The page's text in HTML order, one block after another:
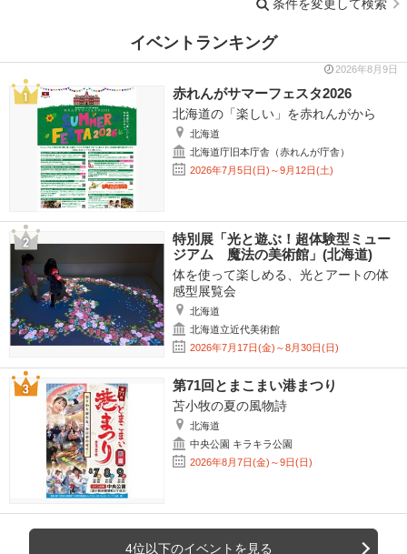
条件を変更して検索
イベントランキング
2026年8月9日
赤れんがサマーフェスタ2026
北海道の「楽しい」を赤れんがから
北海道
北海道庁旧本庁舎（赤れんが庁舎）
2026年7月5日(日)～9月12日(土)
特別展「光と遊ぶ！超体験型ミュー
ジアム 魔法の美術館」(北海道)
体を使って楽しめる、光とアートの体
感型展覧会
北海道
北海道立近代美術館
2026年7月17日(金)～8月30日(日)
第71回とまこまい港まつり
苫小牧の夏の風物詩
北海道
中央公園 キラキラ公園
2026年8月7日(金)～9日(日)
4位以下のイベントを見る